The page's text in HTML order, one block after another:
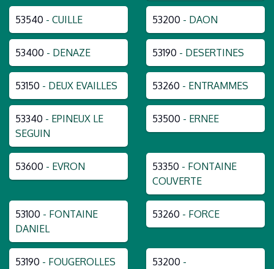
53540 - CUILLE 53200 - DAON
53400 - DENAZE 53190 - DESERTINES
53150 - DEUX EVAILLES 53260 - ENTRAMMES
53340 - EPINEUX LE
SEGUIN
53500 - ERNEE
53600 - EVRON 53350 - FONTAINE
COUVERTE
53100 - FONTAINE
DANIEL
53260 - FORCE
53190 - FOUGEROLLES
53200 -